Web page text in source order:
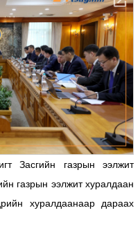
Засгийн газрын ээлжит
газрын ээлжит хуралдаан
хуралдаанаар дараах